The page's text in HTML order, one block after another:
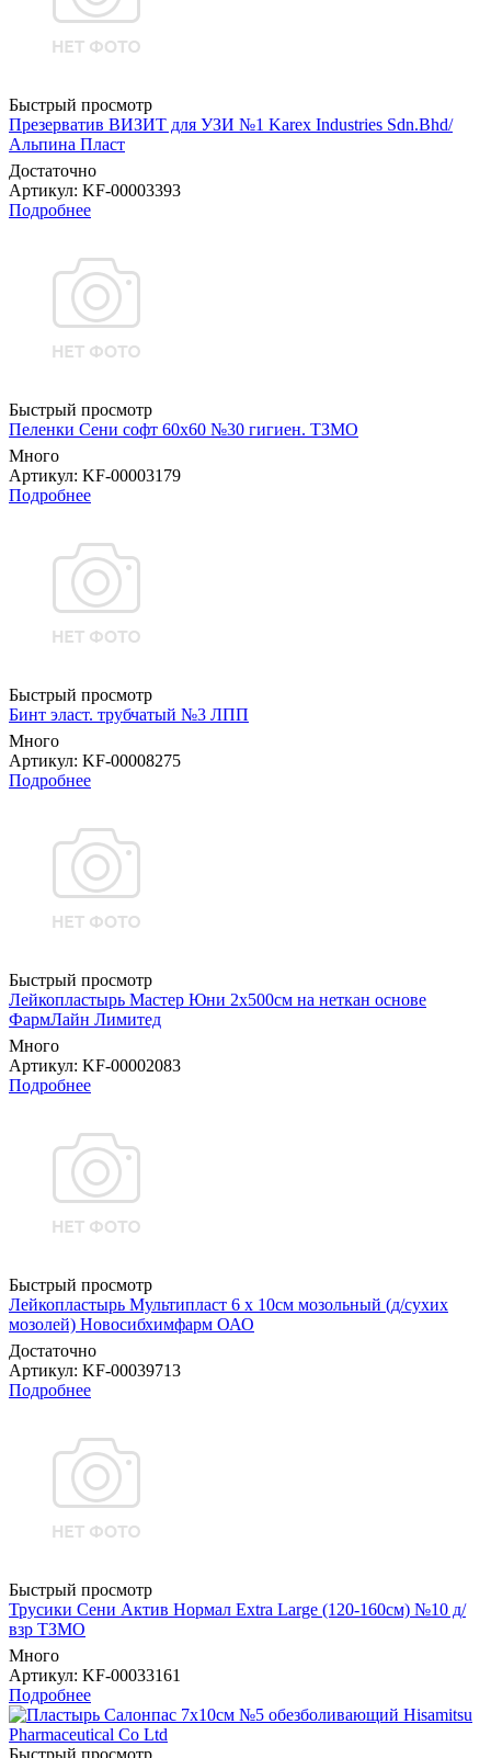
Быстрый просмотр
Презерватив ВИЗИТ для УЗИ №1 Karex Industries Sdn.Bhd/
Альпина Пласт
Достаточно
Артикул: KF-00003393
Подробнее
Быстрый просмотр
Пеленки Сени софт 60х60 №30 гигиен. ТЗМО
Много
Артикул: KF-00003179
Подробнее
Быстрый просмотр
Бинт эласт. трубчатый №3 ЛПП
Много
Артикул: KF-00008275
Подробнее
Быстрый просмотр
Лейкопластырь Мастер Юни 2х500см на неткан основе
ФармЛайн Лимитед
Много
Артикул: KF-00002083
Подробнее
Быстрый просмотр
Лейкопластырь Мультипласт 6 х 10см мозольный (д/сухих
мозолей) Новосибхимфарм ОАО
Достаточно
Артикул: KF-00039713
Подробнее
Быстрый просмотр
Трусики Сени Актив Нормал Extra Large (120-160см) №10 д/
взр ТЗМО
Много
Артикул: KF-00033161
Подробнее